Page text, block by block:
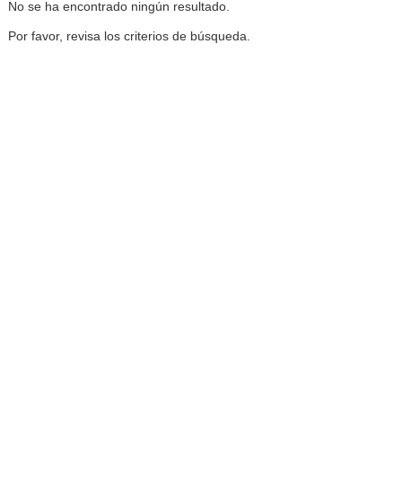
No se ha encontrado ningún resultado.
Por favor, revisa los criterios de búsqueda.